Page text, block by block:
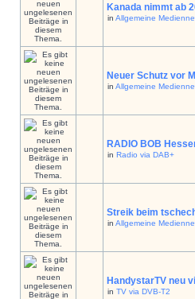
Kanada nimmt ab
in Allgemeine
Neuer Schutz vor
in Allgemeine
RADIO BOB
in Radio via DAB+
Streik beim
in Allgemeine
HandystarTV neu
in TV via DVB-T2